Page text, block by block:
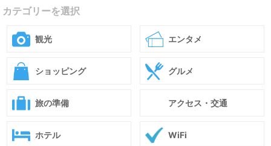
カテゴリーを選択
観光 エンタメ
ショッピング グルメ
旅の準備 アクセス・交通
ホテル WiFi